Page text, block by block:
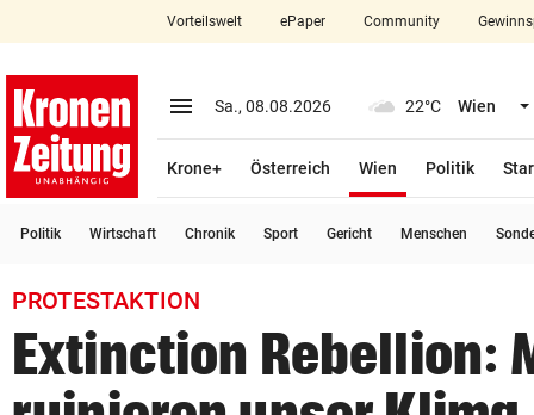
closeSchließen
account_circle Anmelden
arrow_right
bookmark
Suchbegriff
Vorteilswelt ePaper Community
menu Menü aufklappen
Sa., 08.08.2026 22°C Wien
Krone+ Österreich Wien
Politik
Politik Wirtschaft Chronik Sport Gericht Menschen
PROTESTAKTION
Extinction Rebellion: